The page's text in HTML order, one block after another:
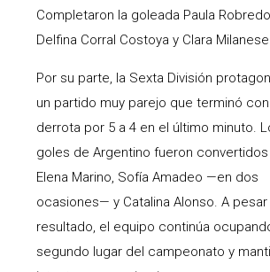
Completaron la goleada Paula
Delfina Corral Costoya y Clara
Por su parte, la Sexta División
un partido muy parejo que terminó con
derrota por 5 a 4 en el último minuto.
goles de Argentino fueron
Elena Marino, Sofía Amadeo —en dos
ocasiones— y Catalina Alonso. A pesar
resultado, el equipo continúa
segundo lugar del campeonato y